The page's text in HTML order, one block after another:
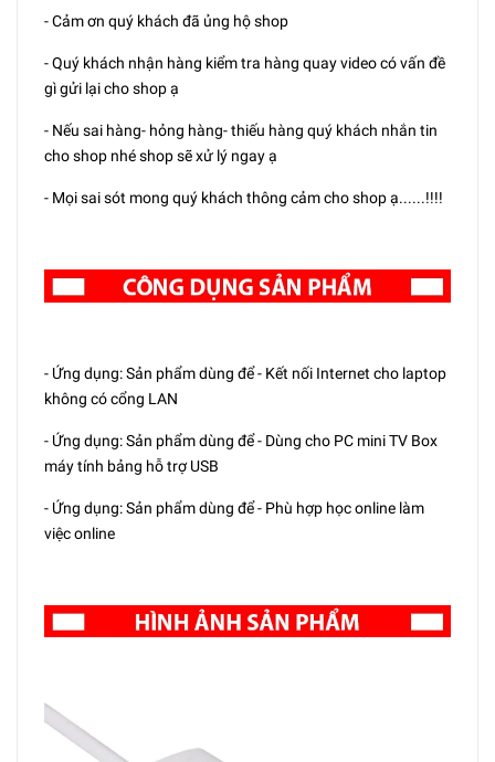
- Cảm ơn quý khách đã ủng hộ shop
- Quý khách nhận hàng kiểm tra hàng quay video có vấn đề
gì gửi lại cho shop ạ
- Nếu sai hàng- hỏng hàng- thiếu hàng quý khách nhắn tin
cho shop nhé shop sẽ xử lý ngay ạ
- Mọi sai sót mong quý khách thông cảm cho shop ạ......!!!!
- Ứng dụng: Sản phẩm dùng để - Kết nối Internet cho laptop
không có cổng LAN
- Ứng dụng: Sản phẩm dùng để - Dùng cho PC mini TV Box
máy tính bảng hỗ trợ USB
- Ứng dụng: Sản phẩm dùng để - Phù hợp học online làm
việc online